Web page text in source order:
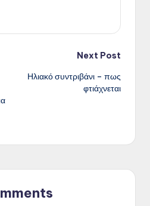
Next Post
Ηλιακό συντριβάνι – πως
φτιάχνεται